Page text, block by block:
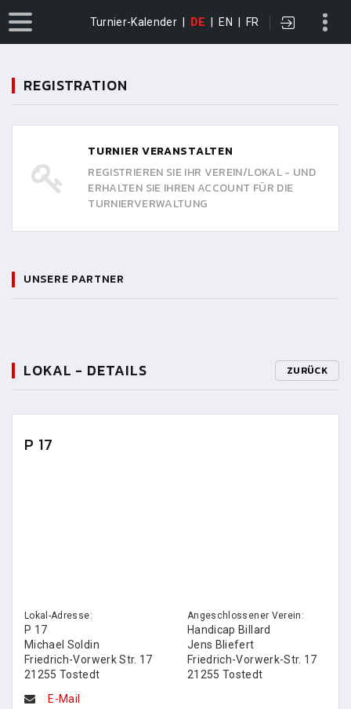
Turnier-Kalender DE EN FR
REGISTRATION
TURNIER VERANSTALTEN
REGISTRIEREN SIE IHR VEREIN/LOKAL - UND
ERHALTEN SIE IHREN ACCOUNT FÜR DIE
TURNIERVERWALTUNG
UNSERE PARTNER
LOKAL - DETAILS ZURÜCK
P 17
Lokal-Adresse:
P 17
Michael Soldin
Friedrich-Vorwerk Str. 17
21255 Tostedt
E-Mail
Angeschlossener Verein:
Handicap Billard
Jens Bliefert
Friedrich-Vorwerk-Str. 17
21255 Tostedt